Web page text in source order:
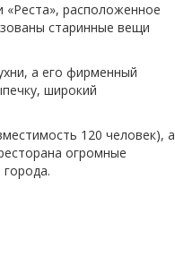
«Реста», расположенное
старинные вещи
а его фирменный
широкий
120 человек), а
огромные